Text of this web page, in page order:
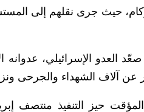
حيث جرى نقلهم إلى
العدو الإسرائيلي، عدوانه
أسفر عن آلاف الشهداء
حيز التنفيذ منتصف